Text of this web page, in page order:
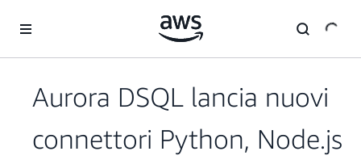
Aurora DSQL lancia nuovi
connettori Python, Node.js